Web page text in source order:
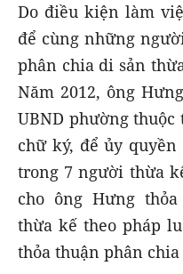
Do điều kiện làm
để cùng những
phân chia di sản
Năm 2012, ông
UBND phường
chữ ký, để ủy
trong 7 người thừa
cho ông Hưng
thừa kế theo pháp
thỏa thuận phân